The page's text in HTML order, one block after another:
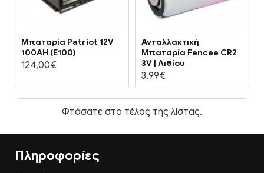
Μπαταρία Patriot 12V
100AH (E100)
124,00€
Ανταλλακτική
Μπαταρία Fencee CR2
3V | Λιθίου
3,99€
Φτάσατε στο τέλος της λίστας.
Πληροφορίες